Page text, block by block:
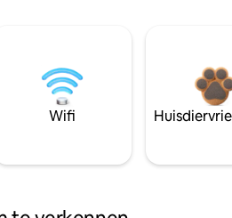
Wifi